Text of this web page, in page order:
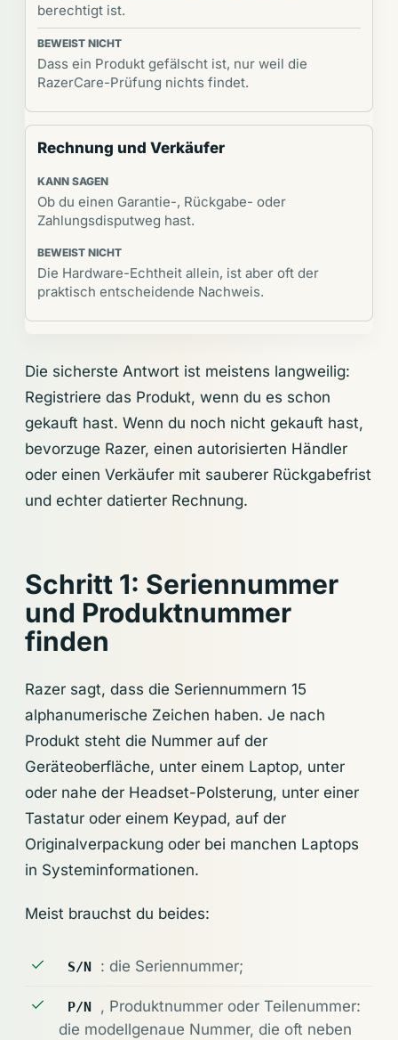
berechtigt ist.
Dass ein Produkt gefälscht ist, nur weil die
RazerCare-Prüfung nichts findet.
Rechnung und Verkäufer
Ob du einen Garantie-, Rückgabe- oder
Zahlungsdisputweg hast.
Die Hardware-Echtheit allein, ist aber oft der
praktisch entscheidende Nachweis.
Die sicherste Antwort ist meistens langweilig:
Registriere das Produkt, wenn du es schon
gekauft hast. Wenn du noch nicht gekauft hast,
bevorzuge Razer, einen autorisierten Händler
oder einen Verkäufer mit sauberer Rückgabefrist
und echter datierter Rechnung.
Schritt 1: Seriennummer
und Produktnummer
finden
Razer sagt, dass die Seriennummern 15
alphanumerische Zeichen haben. Je nach
Produkt steht die Nummer auf der
Geräteoberfläche, unter einem Laptop, unter
oder nahe der Headset-Polsterung, unter einer
Tastatur oder einem Keypad, auf der
Originalverpackung oder bei manchen Laptops
in Systeminformationen.
Meist brauchst du beides:
S/N : die Seriennummer;
P/N
, Produktnummer oder Teilenummer:
die modellgenaue Nummer, die oft neben